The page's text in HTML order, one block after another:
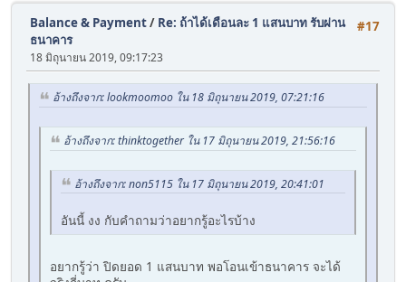
#17
Balance & Payment/ Re: ถ้าได้เดือนละ 1 แสนบาท รับผ่าน
ธนาคาร
18 มิถุนายน 2019, 09:17:23
อ้างถึงจาก: lookmoomoo ใน 18 มิถุนายน 2019, 07:21:16
อ้างถึงจาก: thinktogether ใน 17 มิถุนายน 2019, 21:56:16
อ้างถึงจาก: non5115 ใน 17 มิถุนายน 2019, 20:41:01
อันนี้ งง กับคำถามว่าอยากรู้อะไรบ้าง
อยากรู้ว่า ปิดยอด 1 แสนบาท พอโอนเข้าธนาคาร จะได้